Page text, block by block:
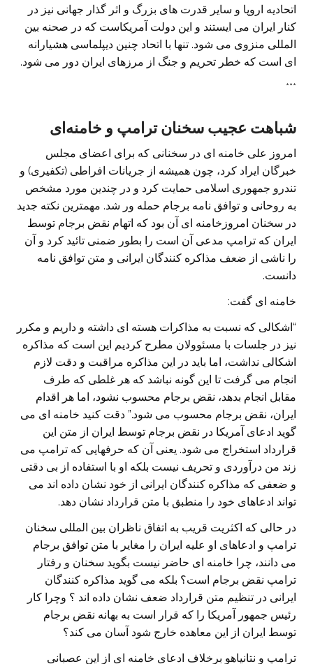
اتحادیه اروپا و سایر قدرت های بزرگ و اثر گذار جهانی نیز در
کنار ایران می ایستند و این دولت آمریکاست که در صحنه بین
المللی منزوی می شود. تنها با اتحاد چنین دیپلماسی هشیارانه
ای است که خطر تحریم و جنگ از مرزهای ایران دور می شود.
***
شباهت عجیب سخنان ترامپ و خامنه‌ای
امروز علی خامنه ای در سخنانی که برای اعضای مجلس
خبرگان ایراد کرد، چون همیشه از جریانات افراطی (تکفیری) و
تندرو جمهوری اسلامی حمایت کرد و در چندین مورد مشخص
به روحانی و توافق نامه برجام حمله ور شد. مهمترین نکته جدید
در سخنان امروزخامنه ای آن بود که اتهام نقض برجام توسط
ایران که ترامپ مدعی آن است را بطور ضمنی تائید کرد و آن
را ناشی از ضعف مذاکره کنندگان ایرانی و متن توافق نامه
دانست.
خامنه ای گفت:
“اشکالی که نسبت به مذاکرات هسته ای داشته و داریم و مکرر
نیز در جلسات با مسئوولان مطرح کردیم این است که مذاکره
اشکالی نداشت، اما باید در این مذاکره مراقبت و دقت لازم
انجام می گرفت تا این گونه نباشد که هر غلطی که طرف
مقابل انجام بدهد، نقض برجام محسوب نشود، اما هر اقدام
ایران، نقض برجام محسوب می شود.” دقت کنید خامنه ای می
گوید ادعای آمریکا در نقض برجام توسط ایران از متن این
قرارداد استخراج می شود. یعنی آن که حرفهایی که ترامپ می
زند من درآوردی و تحریف نیست بلکه او با استفاده از بی دقتی
و ضعفی که مذاکره کنندگان ایرانی از خود نشان داده اند می
تواند ادعاهای خود را منطبق با متن قرارداد نشان دهد.
در حالی که اکثریت قریب به اتفاق ناظران بین المللی سخنان
ترامپ و ادعاهای او علیه ایران را مغایر با متن توافق برجام
می دانند، چرا خامنه ای حاضر نیست بگوید سخنان و رفتار
ترامپ نقض برجام است؟ بلکه می گوید مذاکره کنندگان
ایرانی در تنظیم متن قرارداد ضعف نشان داده اند ؟ وچرا کار
رئیس جمهور آمریکا را که قرار است به بهانه نقض برجام
توسط ایران از این معاهده خارج شود آسان می کند؟
ترامپ و نتانیاهو برخلاف ادعای خامنه ای از این عصبانی